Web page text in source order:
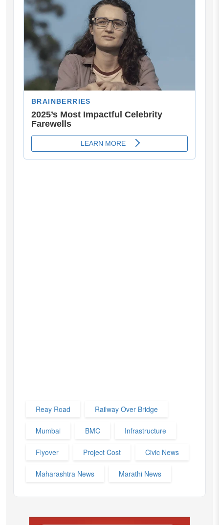
Reay Road Railway Over Bridge
Mumbai BMC Infrastructure
Flyover Project Cost Civic News
Maharashtra News Marathi News